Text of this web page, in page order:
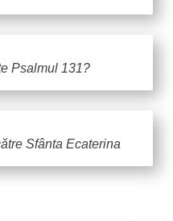
Psalmul 131?
Sfânta Ecaterina